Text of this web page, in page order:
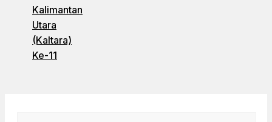
Kalimantan
Utara
(Kaltara)
Ke-11